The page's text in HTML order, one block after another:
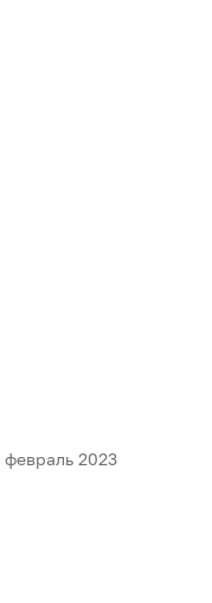
февраль 2023